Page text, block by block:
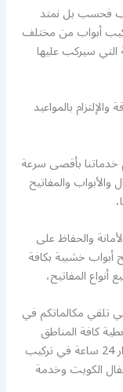
فحسب بل نمتد
أبواب من مختلف
التي سيركب عليها
بالمواعيد
خدماتنا بأقصى سرعة
والأبواب والمفاتيح
والحفاظ على
أبواب خشبية بكافة
أنواع المفاتيح،
في تلقي مكالماتكم في
كافة المناطق
وضواحيها، فنحن بخدمتك طوال اليوم وعلى مدار 24 ساعة في تركيب
الكويت وخدمة